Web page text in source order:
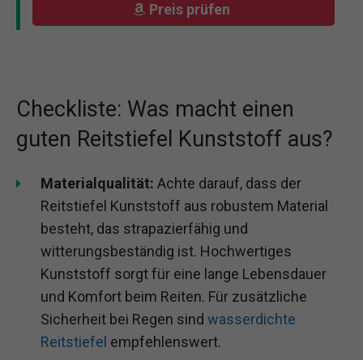
Preis prüfen
Checkliste: Was macht einen
guten Reitstiefel Kunststoff aus?
Materialqualität: Achte darauf, dass der
Reitstiefel Kunststoff aus robustem Material
besteht, das strapazierfähig und
witterungsbeständig ist. Hochwertiges
Kunststoff sorgt für eine lange Lebensdauer
und Komfort beim Reiten. Für zusätzliche
Sicherheit bei Regen sind wasserdichte
Reitstiefel empfehlenswert.